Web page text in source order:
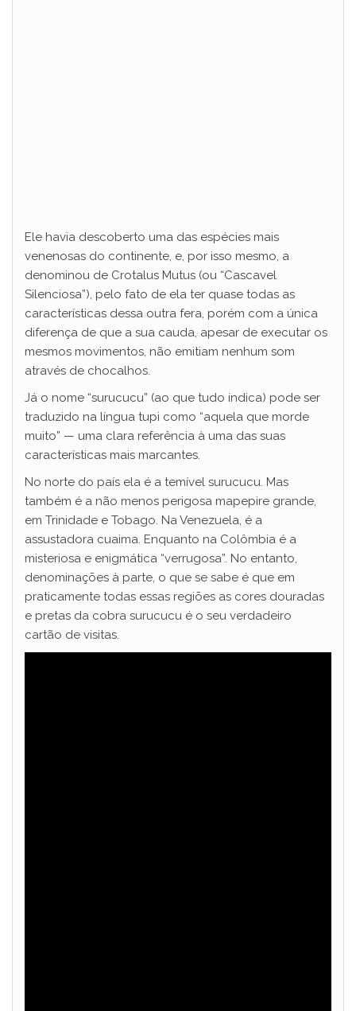
Ele havia descoberto uma das espécies mais
venenosas do continente, e, por isso mesmo, a
denominou de Crotalus Mutus (ou “Cascavel
Silenciosa”), pelo fato de ela ter quase todas as
características dessa outra fera, porém com a única
diferença de que a sua cauda, apesar de executar os
mesmos movimentos, não emitiam nenhum som
através de chocalhos.
Já o nome “surucucu” (ao que tudo indica) pode ser
traduzido na língua tupi como “aquela que morde
muito” — uma clara referência à uma das suas
características mais marcantes.
No norte do país ela é a temível surucucu. Mas
também é a não menos perigosa mapepire grande,
em Trinidade e Tobago. Na Venezuela, é a
assustadora cuaima. Enquanto na Colômbia é a
misteriosa e enigmática “verrugosa”. No entanto,
denominações à parte, o que se sabe é que em
praticamente todas essas regiões as cores douradas
e pretas da cobra surucucu é o seu verdadeiro
cartão de visitas.